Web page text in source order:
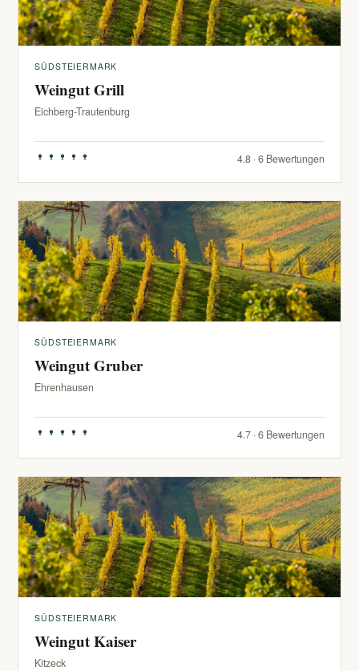
SÜDSTEIERMARK
Weingut Grill
Eichberg-Trautenburg
4.8 · 6 Bewertungen
SÜDSTEIERMARK
Weingut Gruber
Ehrenhausen
4.7 · 6 Bewertungen
SÜDSTEIERMARK
Weingut Kaiser
Kitzeck